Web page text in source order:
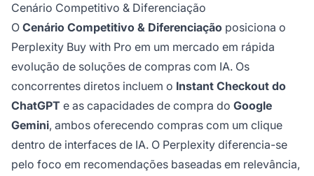
Cenário Competitivo & Diferenciação
O Cenário Competitivo & Diferenciação posiciona o
Perplexity Buy with Pro em um mercado em rápida
evolução de soluções de compras com IA. Os
concorrentes diretos incluem o Instant Checkout do
ChatGPT e as capacidades de compra do Google
Gemini, ambos oferecendo compras com um clique
dentro de interfaces de IA. O Perplexity diferencia-se
pelo foco em recomendações baseadas em relevância,